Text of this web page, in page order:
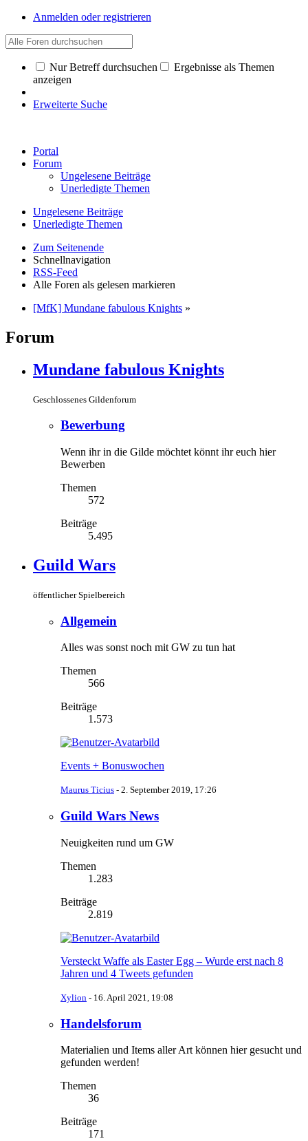
Anmelden oder registrieren
Nur Betreff durchsuchen
Ergebnisse als Themen
anzeigen
Erweiterte Suche
Portal
Forum
Ungelesene Beiträge
Unerledigte Themen
Ungelesene Beiträge
Unerledigte Themen
Zum Seitenende
Schnellnavigation
RSS-Feed
Alle Foren als gelesen markieren
[MfK] Mundane fabulous Knights »
Forum
Mundane fabulous Knights
Geschlossenes Gildenforum
Bewerbung
Wenn ihr in die Gilde möchtet könnt ihr euch hier
Bewerben
Themen
572
Beiträge
5.495
Guild Wars
öffentlicher Spielbereich
Allgemein
Alles was sonst noch mit GW zu tun hat
Themen
566
Beiträge
1.573
Events + Bonuswochen
Maurus Ticius - 2. September 2019, 17:26
Guild Wars News
Neuigkeiten rund um GW
Themen
1.283
Beiträge
2.819
Versteckt Waffe als Easter Egg – Wurde erst nach 8
Jahren und 4 Tweets gefunden
Xylion - 16. April 2021, 19:08
Handelsforum
Materialien und Items aller Art können hier gesucht und
gefunden werden!
Themen
36
Beiträge
171